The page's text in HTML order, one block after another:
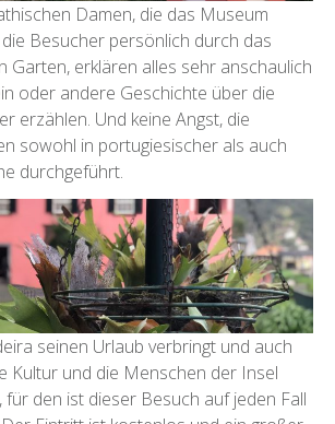
Damen, die das Museum
Besucher persönlich durch das
Garten, erklären alles sehr anschaulich
oder andere Geschichte über die
erzählen. Und keine Angst, die
sowohl in portugiesischer als auch
durchgeführt.
seinen Urlaub verbringt und auch
Kultur und die Menschen der Insel
den ist dieser Besuch auf jeden Fall